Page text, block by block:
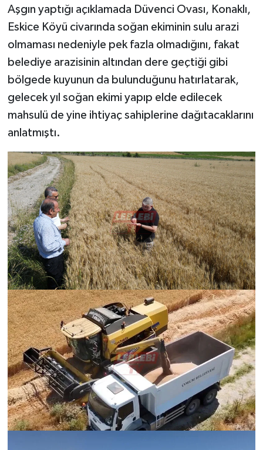
Aşgın yaptığı açıklamada Düvenci Ovası, Konaklı,
Eskice Köyü civarında soğan ekiminin sulu arazi
olmaması nedeniyle pek fazla olmadığını, fakat
belediye arazisinin altından dere geçtiği gibi
bölgede kuyunun da bulunduğunu hatırlatarak,
gelecek yıl soğan ekimi yapıp elde edilecek
mahsulü de yine ihtiyaç sahiplerine dağıtacaklarını
anlatmıştı.